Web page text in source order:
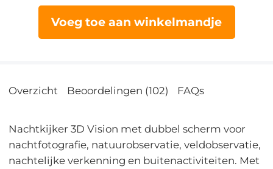
Voeg toe aan winkelmandje
Overzicht Beoordelingen (102) FAQs
Nachtkijker 3D Vision met dubbel scherm voor
nachtfotografie, natuurobservatie, veldobservatie,
nachtelijke verkenning en buitenactiviteiten. Met